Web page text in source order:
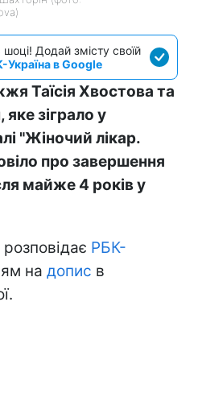
Додай змісту своїй
Україна в Google
Таїсія Хвостова та
зіграло у
"Жіночий лікар.
про завершення
майже 4 років у
РБК-
на допис в